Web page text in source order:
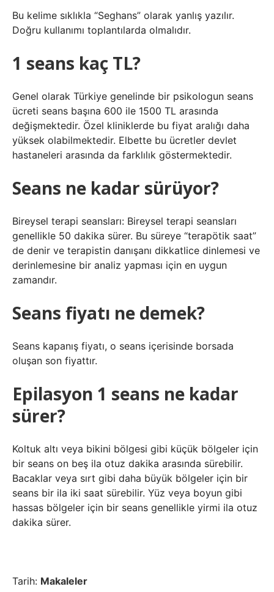
Bu kelime sıklıkla “Seghans” olarak yanlış yazılır.
Doğru kullanımı toplantılarda olmalıdır.
1 seans kaç TL?
Genel olarak Türkiye genelinde bir psikologun seans
ücreti seans başına 600 ile 1500 TL arasında
değişmektedir. Özel kliniklerde bu fiyat aralığı daha
yüksek olabilmektedir. Elbette bu ücretler devlet
hastaneleri arasında da farklılık göstermektedir.
Seans ne kadar sürüyor?
Bireysel terapi seansları: Bireysel terapi seansları
genellikle 50 dakika sürer. Bu süreye “terapötik saat”
de denir ve terapistin danışanı dikkatlice dinlemesi ve
derinlemesine bir analiz yapması için en uygun
zamandır.
Seans fiyatı ne demek?
Seans kapanış fiyatı, o seans içerisinde borsada
oluşan son fiyattır.
Epilasyon 1 seans ne kadar
sürer?
Koltuk altı veya bikini bölgesi gibi küçük bölgeler için
bir seans on beş ila otuz dakika arasında sürebilir.
Bacaklar veya sırt gibi daha büyük bölgeler için bir
seans bir ila iki saat sürebilir. Yüz veya boyun gibi
hassas bölgeler için bir seans genellikle yirmi ila otuz
dakika sürer.
Tarih: Makaleler